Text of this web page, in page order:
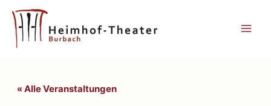
Inhalt
springen
« Alle Veranstaltungen